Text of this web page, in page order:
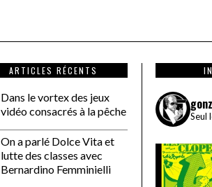
ARTICLES RÉCENTS
Dans le vortex des jeux
vidéo consacrés à la pêche
On a parlé Dolce Vita et
lutte des classes avec
Bernardino Femminielli
Seul